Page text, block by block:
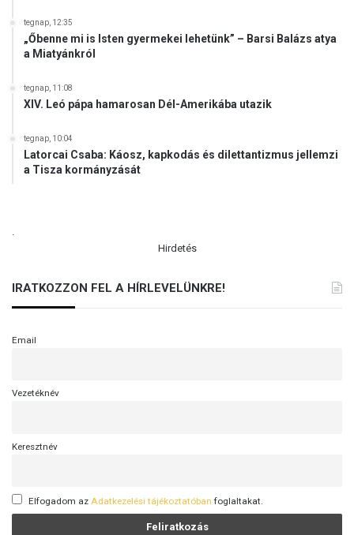
tegnap, 12:35
„Őbenne mi is Isten gyermekei lehetünk” – Barsi Balázs atya
a Miatyánkról
tegnap, 11:08
XIV. Leó pápa hamarosan Dél-Amerikába utazik
tegnap, 10:04
Latorcai Csaba: Káosz, kapkodás és dilettantizmus jellemzi
a Tisza kormányzását
Hirdetés
IRATKOZZON FEL A HÍRLEVELÜNKRE!
Email
Vezetéknév
Keresztnév
Elfogadom az Adatkezelési tájékoztatóban foglaltakat.